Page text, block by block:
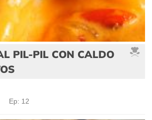
PIL-PIL CON CALDO
Ep: 12